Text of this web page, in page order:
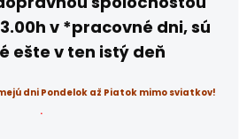
v *pracovné dni, sú
ešte v ten istý deň
dni Pondelok až Piatok mimo sviatkov!
.